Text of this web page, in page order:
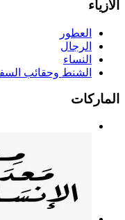
الأزياء
العطور
الرجال
النساء
الشنط وحقائب
الماركات